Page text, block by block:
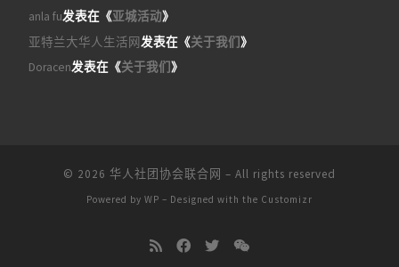
anla fu发表在《亚城活动》
亚特兰大华人生活网发表在《关于我们》
Doracen发表在《关于我们》
© 2026 华人社团协会联合网 – All rights reserved
Powered by WP – Designed with the Customizr